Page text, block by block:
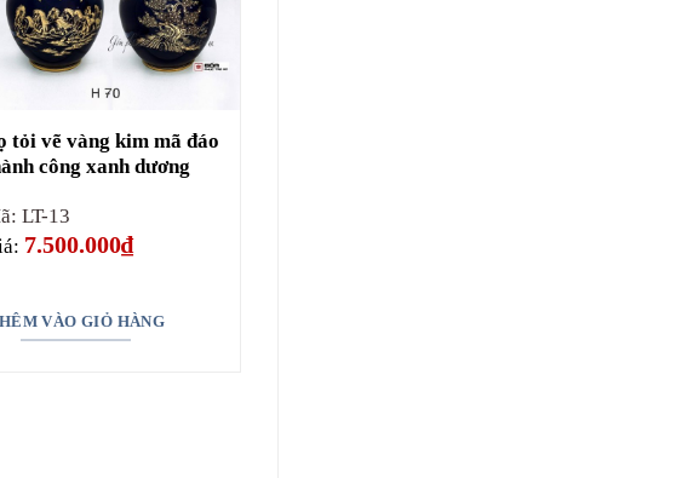
tỏi vẽ vàng kim mã đáo
công xanh dương
LT-13
7.500.000₫
VÀO GIỎ HÀNG